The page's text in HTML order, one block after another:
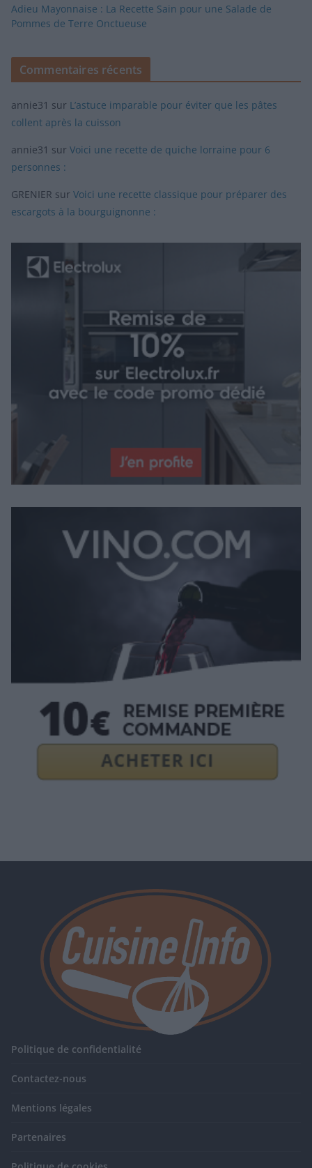
Adieu Mayonnaise : La Recette Sain pour une Salade de
Pommes de Terre Onctueuse
Commentaires récents
annie31 sur L’astuce imparable pour éviter que les pâtes
collent après la cuisson
annie31 sur Voici une recette de quiche lorraine pour 6
personnes :
GRENIER sur Voici une recette classique pour préparer des
escargots à la bourguignonne :
Politique de confidentialité
Contactez-nous
Mentions légales
Partenaires